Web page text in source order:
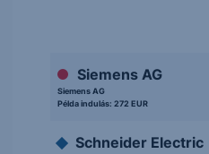
Siemens AG
Siemens AG
Példa indulás:272 EUR
Schneider Electric